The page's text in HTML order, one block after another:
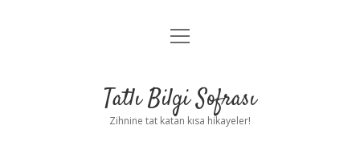
Anasayfa
Yasal Uyarı
menüyü
Tatlı Bilgi Sofrası
Zihnine tat katan kısa hikayeler!